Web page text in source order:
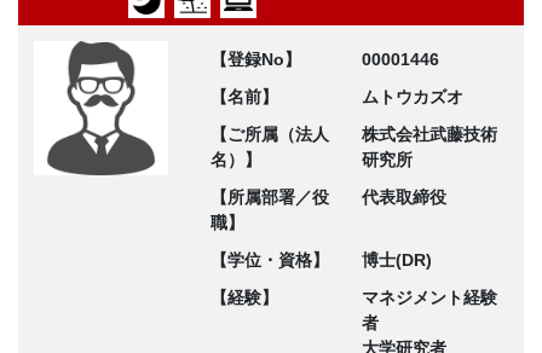
【登録No】
00001446
【名前】
ムトウカズオ
【ご所属（法人
名）】
株式会社武藤技術
研究所
【所属部署／役
職】
代表取締役
【学位・資格】
博士(DR)
【経験】
マネジメント経験
者
大学研究者